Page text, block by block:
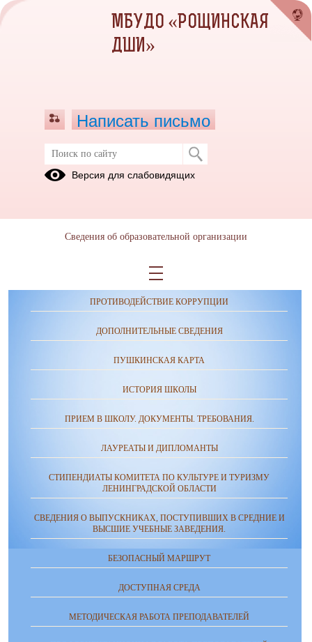
ОБРАЩЕНИЯ ГРАЖДАН
ПРОТИВОДЕЙСТВИЕ КОРРУПЦИИ
ДОПОЛНИТЕЛЬНЫЕ СВЕДЕНИЯ
ПУШКИНСКАЯ КАРТА
ИСТОРИЯ ШКОЛЫ
ПРИЕМ В ШКОЛУ. ДОКУМЕНТЫ. ТРЕБОВАНИЯ.
ЛАУРЕАТЫ И ДИПЛОМАНТЫ
СТИПЕНДИАТЫ КОМИТЕТА ПО КУЛЬТУРЕ И ТУРИЗМУ
ЛЕНИНГРАДСКОЙ ОБЛАСТИ
СВЕДЕНИЯ О ВЫПУСКНИКАХ, ПОСТУПИВШИХ В СРЕДНИЕ И
ВЫСШИЕ УЧЕБНЫЕ ЗАВЕДЕНИЯ.
БЕЗОПАСНЫЙ МАРШРУТ
ДОСТУПНАЯ СРЕДА
МЕТОДИЧЕСКАЯ РАБОТА ПРЕПОДАВАТЕЛЕЙ
МБУДО «РОЩИНСКАЯ
ДШИ»
Написать письмо
Версия для слабовидящих
Сведения об образовательной организации